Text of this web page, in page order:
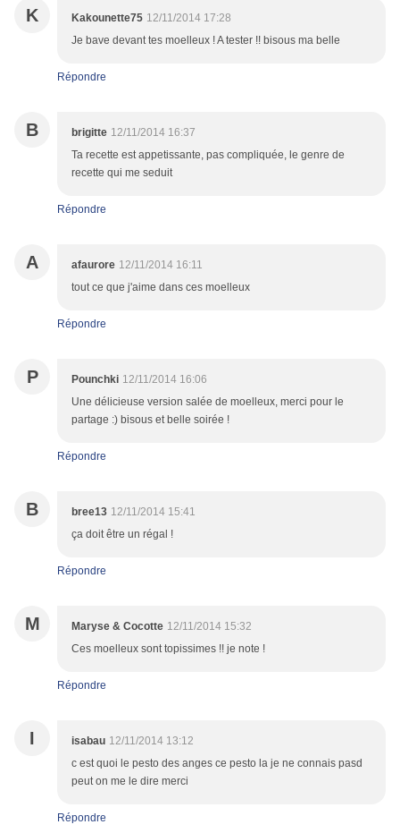
K Kakounette75 12/11/2014 17:28
Je bave devant tes moelleux ! A tester !! bisous ma belle
Répondre
B brigitte 12/11/2014 16:37
Ta recette est appetissante, pas compliquée, le genre de
recette qui me seduit
Répondre
A afaurore 12/11/2014 16:11
tout ce que j'aime dans ces moelleux
Répondre
P Pounchki 12/11/2014 16:06
Une délicieuse version salée de moelleux, merci pour le
partage :) bisous et belle soirée !
Répondre
B bree13 12/11/2014 15:41
ça doit être un régal !
Répondre
M Maryse & Cocotte 12/11/2014 15:32
Ces moelleux sont topissimes !! je note !
Répondre
I isabau 12/11/2014 13:12
c est quoi le pesto des anges ce pesto la je ne connais pasd
peut on me le dire merci
Répondre